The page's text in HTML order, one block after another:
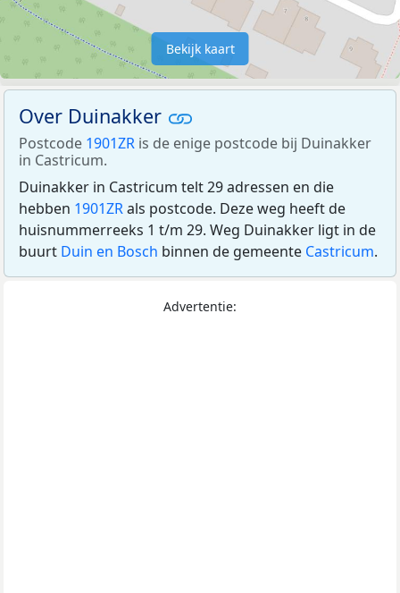
Bekijk kaart
Over Duinakker
Postcode 1901ZR is de enige postcode bij Duinakker
in Castricum.
Duinakker in Castricum telt 29 adressen en die
hebben 1901ZRals postcode. Deze weg heeft de
huisnummerreeks 1 t/m 29. Weg Duinakker ligt in de
buurt Duin en Bosch binnen de gemeente Castricum.
Advertentie: